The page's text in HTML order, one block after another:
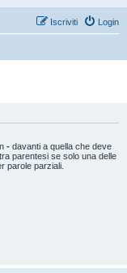
Login
Iscriviti
- davanti a quella che deve
tra parentesi se solo una delle
parole parziali.